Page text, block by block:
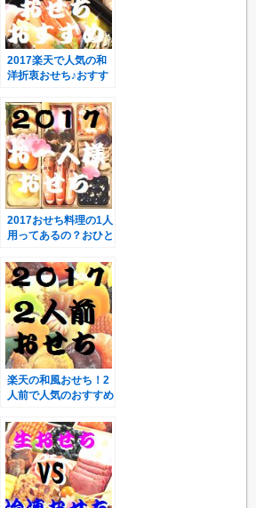
2017楽天で人気の和
洋折衷おせち♪おすす
2017おせち料理の1人
用ってあるの？おひと
報♪
楽天の和風おせち！2
人前で人気のおすすめ